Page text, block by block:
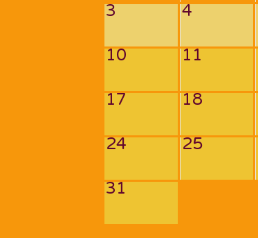
3 4
10 11
17 18
24 25
31